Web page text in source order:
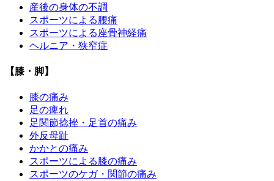
産後の身体の不調
スポーツによる腰痛
スポーツによる座骨神経痛
ヘルニア・狭窄症
【膝・脚】
膝の痛み
足の痺れ
足関節捻挫・足首の痛み
外反母趾
かかとの痛み
スポーツによる膝の痛み
スポーツのケガ・関節の痛み